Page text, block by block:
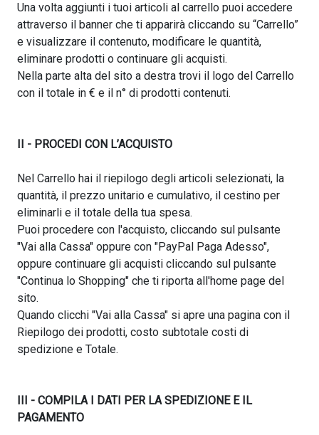
Una volta aggiunti i tuoi articoli al carrello puoi accedere
attraverso il banner che ti apparirà cliccando su “Carrello”
e visualizzare il contenuto, modificare le quantità,
eliminare prodotti o continuare gli acquisti.
Nella parte alta del sito a destra trovi il logo del Carrello
con il totale in € e il n° di prodotti contenuti.
II - PROCEDI CON L’ACQUISTO
Nel Carrello hai il riepilogo degli articoli selezionati, la
quantità, il prezzo unitario e cumulativo, il cestino per
eliminarli e il totale della tua spesa.
Puoi procedere con l'acquisto, cliccando sul pulsante
"Vai alla Cassa" oppure con "PayPal Paga Adesso",
oppure continuare gli acquisti cliccando sul pulsante
"Continua lo Shopping" che ti riporta all'home page del
sito.
Quando clicchi "Vai alla Cassa" si apre una pagina con il
Riepilogo dei prodotti, costo subtotale costi di
spedizione e Totale.
III - COMPILA I DATI PER LA SPEDIZIONE E IL
PAGAMENTO